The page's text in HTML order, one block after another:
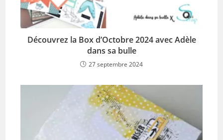
Découvrez la Box d’Octobre 2024 avec Adèle
dans sa bulle
27 septembre 2024